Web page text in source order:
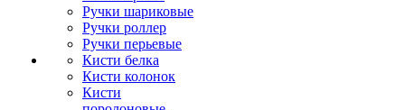
Ручки шариковые
Ручки роллер
Ручки перьевые
Кисти белка
Кисти колонок
Кисти